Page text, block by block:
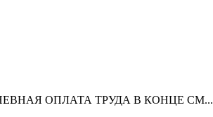
ОПЛАТА ТРУДА В КОНЦЕ СМ...